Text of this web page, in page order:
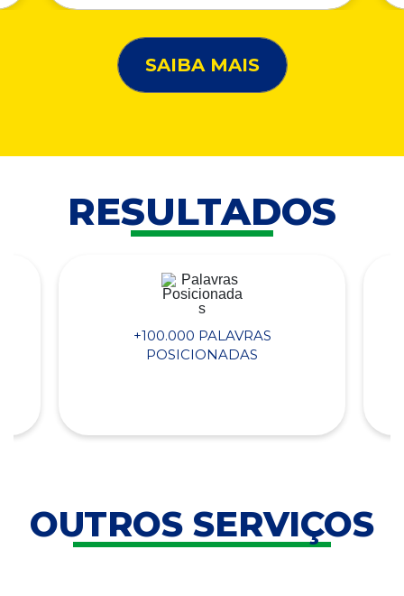
SAIBA MAIS
RESULTADOS
+100.000 PALAVRAS
POSICIONADAS
OUTROS SERVIÇOS